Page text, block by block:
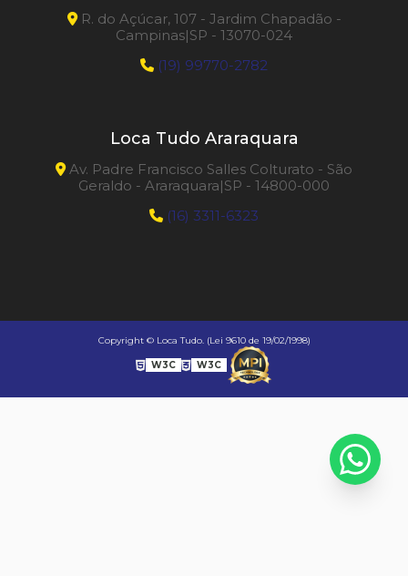
R. do Açúcar, 107 - Jardim Chapadão -
Campinas|SP - 13070-024
(19) 99770-2782
Loca Tudo Araraquara
Av. Padre Francisco Salles Colturato - São
Geraldo - Araraquara|SP - 14800-000
(16) 3311-6323
Copyright © Loca Tudo. (Lei 9610 de 19/02/1998)
W3C W3C